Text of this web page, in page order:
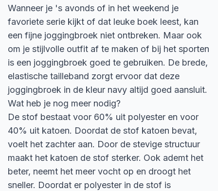
Wanneer je 's avonds of in het weekend je
favoriete serie kijkt of dat leuke boek leest, kan
een fijne joggingbroek niet ontbreken. Maar ook
om je stijlvolle outfit af te maken of bij het sporten
is een joggingbroek goed te gebruiken. De brede,
elastische tailleband zorgt ervoor dat deze
joggingbroek in de kleur navy altijd goed aansluit.
Wat heb je nog meer nodig?
De stof bestaat voor 60% uit polyester en voor
40% uit katoen. Doordat de stof katoen bevat,
voelt het zachter aan. Door de stevige structuur
maakt het katoen de stof sterker. Ook ademt het
beter, neemt het meer vocht op en droogt het
sneller. Doordat er polyester in de stof is